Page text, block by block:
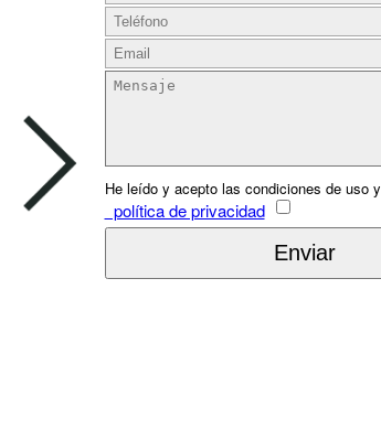
He leído y acepto las condiciones de uso y
política de privacidad